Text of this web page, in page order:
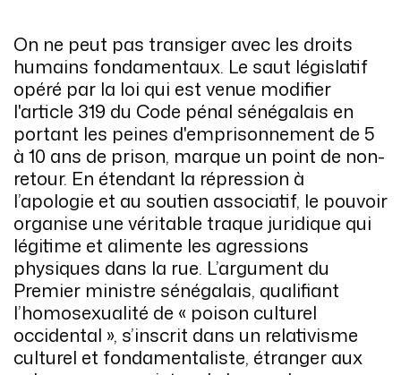
On ne peut pas transiger avec les droits
humains fondamentaux. Le saut législatif
opéré par la loi qui est venue modifier
l'article 319 du Code pénal sénégalais en
portant les peines d'emprisonnement de 5
à 10 ans de prison, marque un point de non-
retour. En étendant la répression à
l’apologie et au soutien associatif, le pouvoir
organise une véritable traque juridique qui
légitime et alimente les agressions
physiques dans la rue. L’argument du
Premier ministre sénégalais, qualifiant
l’homosexualité de « poison culturel
occidental », s’inscrit dans un relativisme
culturel et fondamentaliste, étranger aux